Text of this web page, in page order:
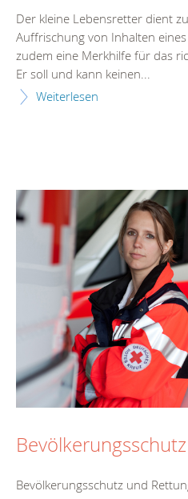
Der kleine Lebensretter dient
Auffrischung von Inhalten
zudem eine Merkhilfe für das
Er soll und kann keinen...
Weiterlesen
Bevölkerungsschutz und